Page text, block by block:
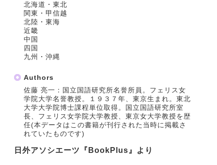
北海道・東北
関東・甲信越
北陸・東海
近畿
中国
四国
九州・沖縄
Authors
佐藤 亮一：国立国語研究所名誉所員。フェリス女
学院大学名誉教授。１９３７年、東京生まれ。東北
大学大学院博士課程単位取得。国立国語研究所室
長、フェリス女学院大学教授、東京女大学教授を歴
任(本データはこの書籍が刊行された当時に掲載さ
れていたものです)
日外アソシエーツ『BookPlus』より